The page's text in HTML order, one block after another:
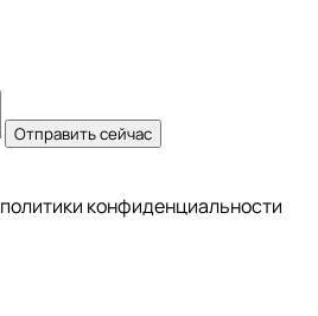
Отправить сейчас
политики конфиденциальности